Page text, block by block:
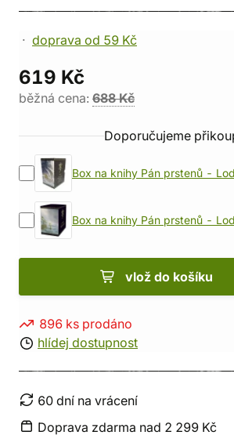
doprava od 59 Kč
619 Kč
běžná cena: 688 Kč
Doporučujeme
Box na knihy Pán prstenů -
Box na knihy Pán prstenů -
vlož do košíku
896 ks prodáno
hlídej dostupnost
60 dní na vrácení
Doprava zdarma nad 2 299 Kč